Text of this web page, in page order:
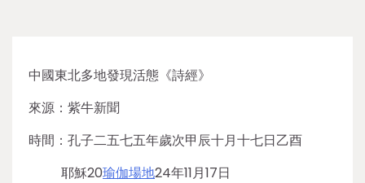
中國東北多地發現活態《詩經》
來源：紫牛新聞
時間：孔子二五七五年歲次甲辰十月十七日乙酉
耶穌20瑜伽場地24年11月17日